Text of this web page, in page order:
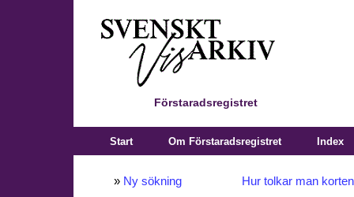
Förstaradsregistret
Start Om Förstaradsregistret Index
» Ny sökning Hur tolkar man